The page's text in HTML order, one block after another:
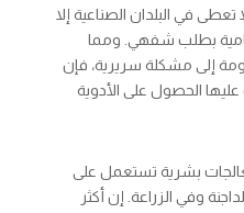
تعطى في البلدان الصناعية إلا
بطلب شفهي. ومما
إلى مشكلة سريرية، فإن
عليها الحصول على الأدوية
بشرية تستعمل على
وفي الزراعة. إن أكثر